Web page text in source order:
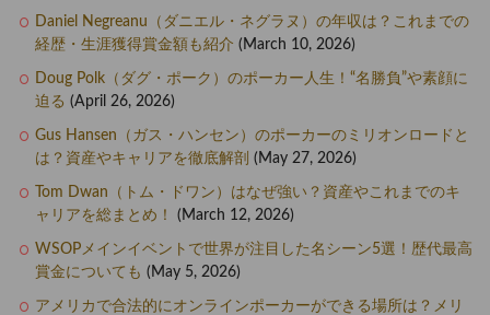
Daniel Negreanu（ダニエル・ネグラヌ）の年収は？これまでの
経歴・生涯獲得賞金額も紹介 (March 10, 2026)
Doug Polk（ダグ・ポーク）のポーカー人生！“名勝負”や素顔に
迫る (April 26, 2026)
Gus Hansen（ガス・ハンセン）のポーカーのミリオンロードと
は？資産やキャリアを徹底解剖 (May 27, 2026)
Tom Dwan（トム・ドワン）はなぜ強い？資産やこれまでのキ
ャリアを総まとめ！
(March 12, 2026)
WSOPメインイベントで世界が注目した名シーン5選！歴代最高
賞金についても (May 5, 2026)
アメリカで合法的にオンラインポーカーができる場所は？メリ